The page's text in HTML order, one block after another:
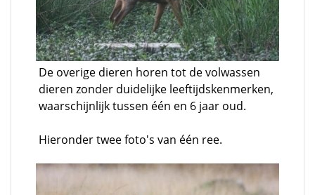
De overige dieren horen tot de volwassen
dieren zonder duidelijke leeftijdskenmerken,
waarschijnlijk tussen één en 6 jaar oud.
Hieronder twee foto's van één ree.